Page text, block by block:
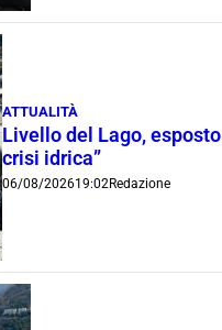
ATTUALITÀ
Livello del Lago,
crisi idrica”
06/08/202619:02Redazione